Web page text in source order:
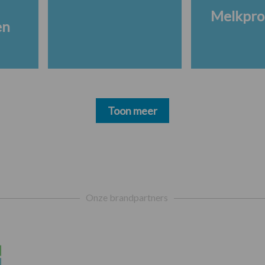
Toon meer
Onze brandpartners